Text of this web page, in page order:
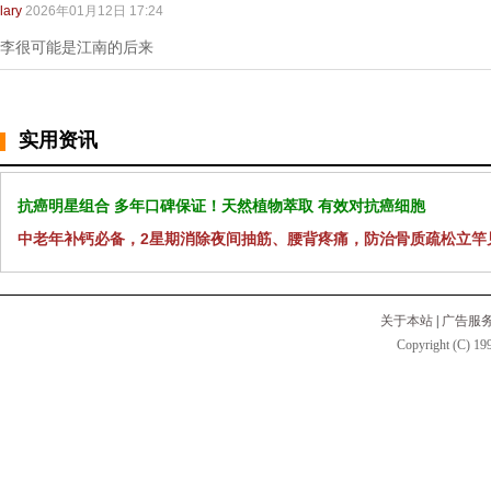
lary 2026年01月12日 17:24
李很可能是江南的后来
实用资讯
抗癌明星组合 多年口碑保证！天然植物萃取 有效对抗癌细胞
中老年补钙必备，2星期消除夜间抽筋、腰背疼痛，防治骨质疏松立竿
关于本站
广告服
Copyright (C)